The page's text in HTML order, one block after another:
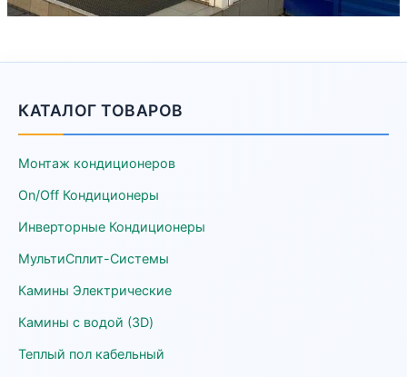
КАТАЛОГ ТОВАРОВ
Монтаж кондиционеров
On/Off Кондиционеры
Инверторные Кондиционеры
МультиСплит-Системы
Камины Электрические
Камины с водой (3D)
Теплый пол кабельный